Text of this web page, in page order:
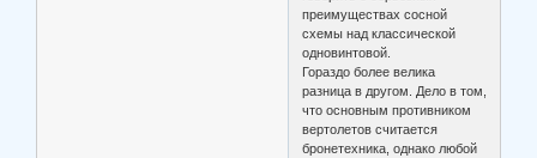
преимуществах сосной
схемы над классической
одновинтовой.
Гораздо более велика
разница в другом. Дело в том,
что основным противником
вертолетов считается
бронетехника, однако любой